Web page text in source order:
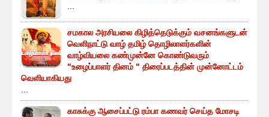
...
சமகால அரசியலை கிழித்தெடுக்கும் வசனங்களுடன்
வெளிநாட்டு வாழ் தமிழ் தொழிலாளர்களின்
வாழ்வியலை கண்முன்னே கொண்டுவரும்
"உழைப்பாளர் தினம் " திரைப்படத்தின் முன்னோட்டம்
வெளியாகியது
...
காசுக்கு ஆசைப்பட்டு ரம்பா கணவர் செய்த மோசடி